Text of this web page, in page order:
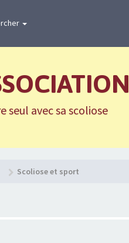
seul avec sa scoliose
Scoliose et sport